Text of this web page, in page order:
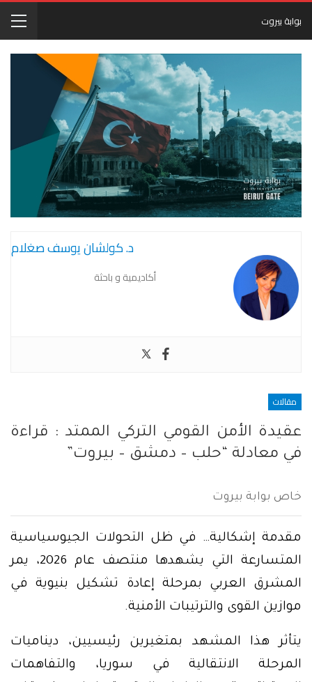
بوابة بيروت
د. كولشان يوسف صغلام
أكاديمية و باحثة
مقالات
عقيدة الأمن القومي التركي الممتد : قراءة
في معادلة “حلب – دمشق – بيروت”
خاص بوابة بيروت
مقدمة إشكالية… في ظل التحولات الجيوسياسية
المتسارعة التي يشهدها منتصف عام 2026، يمر
المشرق العربي بمرحلة إعادة تشكيل بنيوية في
موازين القوى والترتيبات الأمنية.
يتأثر هذا المشهد بمتغيرين رئيسيين، ديناميات
المرحلة الانتقالية في سوريا، والتفاهمات